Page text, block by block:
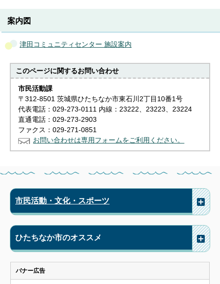
案内図
津田コミュニティセンター 施設案内
このページに関するお問い合わせ
市民活動課
〒312-8501 茨城県ひたちなか市東石川2丁目10番1号
代表電話：029-273-0111 内線：23222、23223、23224
直通電話：029-273-2903
ファクス：029-271-0851
お問い合わせは専用フォームをご利用ください。
市民活動・文化・スポーツ
ひたちなか市のオススメ
バナー広告